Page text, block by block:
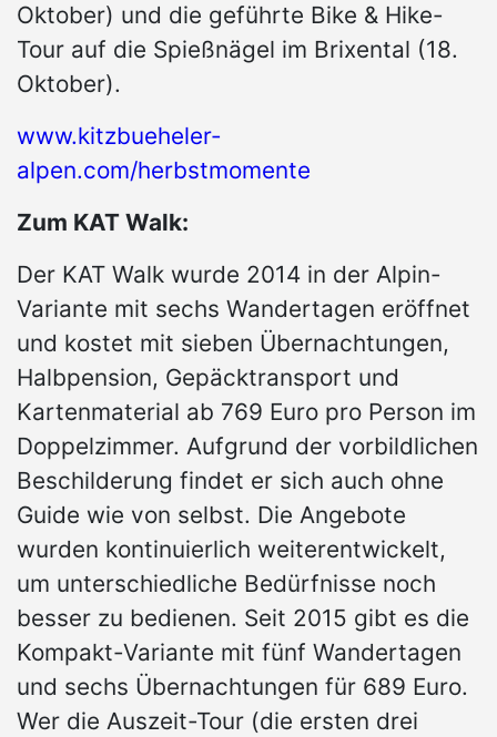
Oktober) und die geführte Bike & Hike-
Tour auf die Spießnägel im Brixental (18.
Oktober).
www.kitzbueheler-
alpen.com/herbstmomente
Zum KAT Walk:
Der KAT Walk wurde 2014 in der Alpin-
Variante mit sechs Wandertagen eröffnet
und kostet mit sieben Übernachtungen,
Halbpension, Gepäcktransport und
Kartenmaterial ab 769 Euro pro Person im
Doppelzimmer. Aufgrund der vorbildlichen
Beschilderung findet er sich auch ohne
Guide wie von selbst. Die Angebote
wurden kontinuierlich weiterentwickelt,
um unterschiedliche Bedürfnisse noch
besser zu bedienen. Seit 2015 gibt es die
Kompakt-Variante mit fünf Wandertagen
und sechs Übernachtungen für 689 Euro.
Wer die Auszeit-Tour (die ersten drei